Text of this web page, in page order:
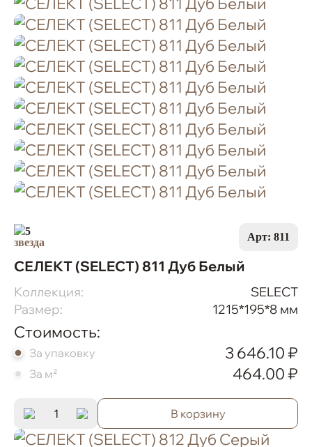
5 Арт: 811
СЕЛЕКТ (SELECT) 811 Дуб Белый
Коллекция:
SELECT
Размер:
1215*195*8 мм
Стоимость:
За упаковку 3 646.10 ₽
За м² 464.00 ₽
В корзину